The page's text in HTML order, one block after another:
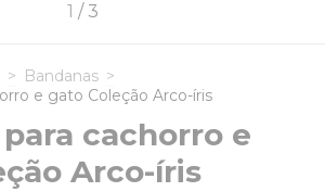
1 / 3
> Bandanas >
e gato Coleção Arco-íris
cachorro e
Arco-íris